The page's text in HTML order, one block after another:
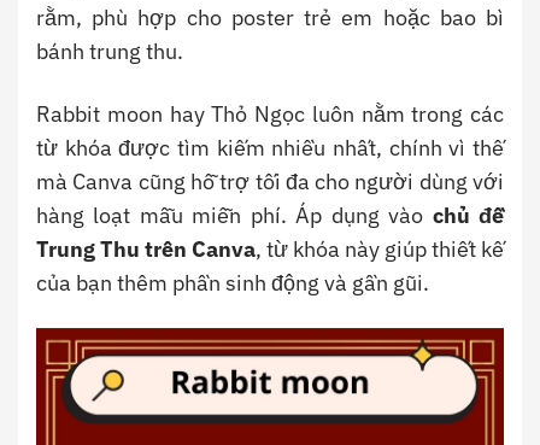
rằm, phù hợp cho poster trẻ em hoặc bao bì
bánh trung thu.
Rabbit moon hay Thỏ Ngọc luôn nằm trong các
từ khóa được tìm kiếm nhiều nhất, chính vì thế
mà Canva cũng hỗ trợ tối đa cho người dùng với
hàng loạt mẫu miễn phí. Áp dụng vào chủ đề
Trung Thu trên Canva, từ khóa này giúp thiết kế
của bạn thêm phần sinh động và gần gũi.